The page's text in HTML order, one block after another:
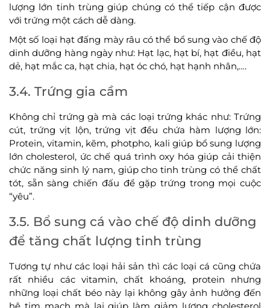
lượng lớn tinh trùng giúp chúng có thể tiếp cận được
với trứng một cách dễ dàng.
Một số loại hạt đấng mày râu có thể bổ sung vào chế độ
dinh dưỡng hàng ngày như: Hạt lạc, hạt bí, hạt điều, hạt
dẻ, hạt mắc ca, hạt chia, hạt óc chó, hạt hạnh nhân,….
3.4. Trứng gia cầm
Không chỉ trứng gà mà các loại trứng khác như: Trứng
cút, trứng vịt lộn, trứng vịt đều chứa hàm lượng lớn:
Protein, vitamin, kẽm, photpho, kali giúp bổ sung lượng
lớn cholesterol, ức chế quá trình oxy hóa giúp cải thiện
chức năng sinh lý nam, giúp cho tinh trùng có thể chất
tót, sẵn sàng chiến đấu để gặp trứng trong mọi cuộc
“yêu”.
3.5. Bổ sung cá vào chế độ dinh dưỡng
để tăng chất lượng tinh trùng
Tương tự như các loại hải sản thì các loại cá cũng chứa
rất nhiều các vitamin, chất khoáng, protein nhưng
những loại chất béo này lại không gây ảnh hưởng đến